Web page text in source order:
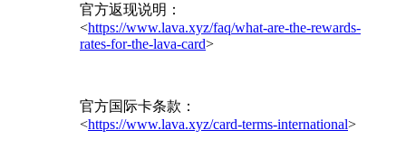
官方返现说明：
<https://www.lava.xyz/faq/what-are-the-rewards-
rates-for-the-lava-card>
官方国际卡条款：
<https://www.lava.xyz/card-terms-international>